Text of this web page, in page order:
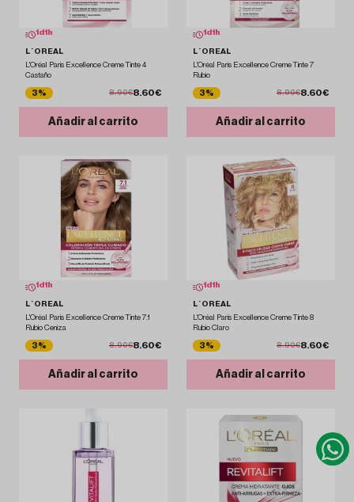
1 d 1 h
L´OREAL
L'Oréal Paris Excellence Creme Tinte 4
Castaño
3% 8.90€8.60€
Añadir al carrito
1 d 1 h
L´OREAL
L'Oréal Paris Excellence Creme Tinte 7
Rubio
3% 8.90€8.60€
Añadir al carrito
1 d 1 h
L´OREAL
L'Oréal Paris Excellence Creme Tinte 7.1
Rubio Ceniza
3% 8.90€8.60€
Añadir al carrito
1 d 1 h
L´OREAL
L'Oréal Paris Excellence Creme Tinte 8
Rubio Claro
3% 8.90€8.60€
Añadir al carrito